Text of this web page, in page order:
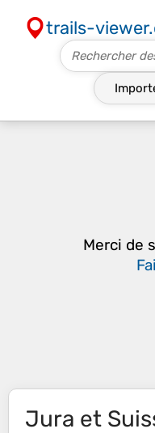
trails-
Merci de
Jura et